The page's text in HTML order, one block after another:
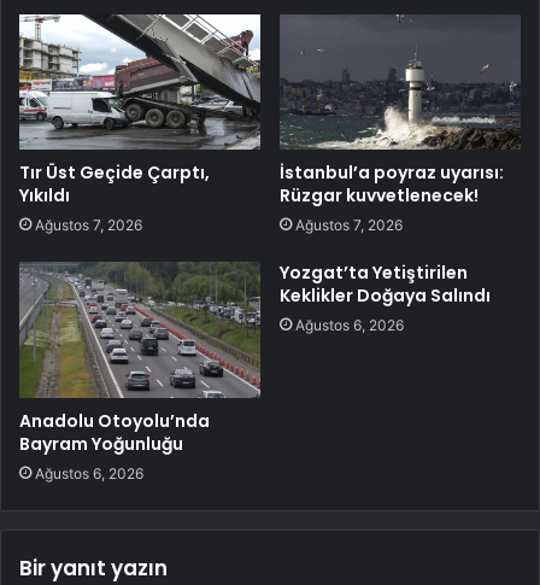
Tır Üst Geçide Çarptı,
Yıkıldı
Ağustos 7, 2026
İstanbul’a poyraz uyarısı:
Rüzgar kuvvetlenecek!
Ağustos 7, 2026
Anadolu Otoyolu’nda
Bayram Yoğunluğu
Ağustos 6, 2026
Yozgat’ta Yetiştirilen
Keklikler Doğaya Salındı
Ağustos 6, 2026
Bir yanıt yazın